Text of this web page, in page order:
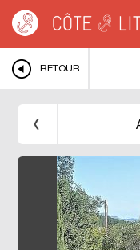
BANDOL
BELLE VILLA
RETOUR